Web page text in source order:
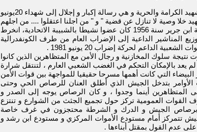
و انطلقت الندوة بالوقوف دقيقة صمت على شرف شهيد الكرامة والحرية و هي رسالة إكبار و إجلال إلى شهداء 20يونيو
خلا وصية لا تنازل عن قضية " و " من اجلنا اعتقلوا .... من اجلهم
نناضل " و الشهيد مولاي إدريس كاكا من مواليد مدينة ابن جرير سنة 1956 كان عضوا نشيطا بالشبيبة الاتحادية، انخرط
المناشير الداعية إلى الإضراب العام من طرف الكونفدرالية
الداعم لحركة إضراب 20 يونيو 1981 .
سلوك المخازنية و رجال الأمن مع المتظاهرين الذين كانوا
يعد بالإمكان التحكم في الغضب الشعبي العارم ، لتنتقل شرارة
البيضاء التي كانت أهمها مسرحا حقيقيا للمواجهة بين قوات الأمن
بتدخل الجيش الذي أطلق العنان للرصاص الحي وحتى
أينما وجدوا ، و كان الرصاص يوجه إلى الصدر و
القوات العمومية تركز حول تجميع الجثث من الشوارع و تنتزع
برصاص الجيش و الدرك و الشرطة محتجزون في غرف خاصة
تتمركز أمام مستودع الأموات المركزي و مستودع ابن رشد و
عدم القول بمقتل أبناءها .